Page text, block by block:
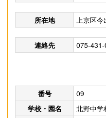
所在地 上京区今
連絡先 075-
番号
09
学校・園名
北野中学